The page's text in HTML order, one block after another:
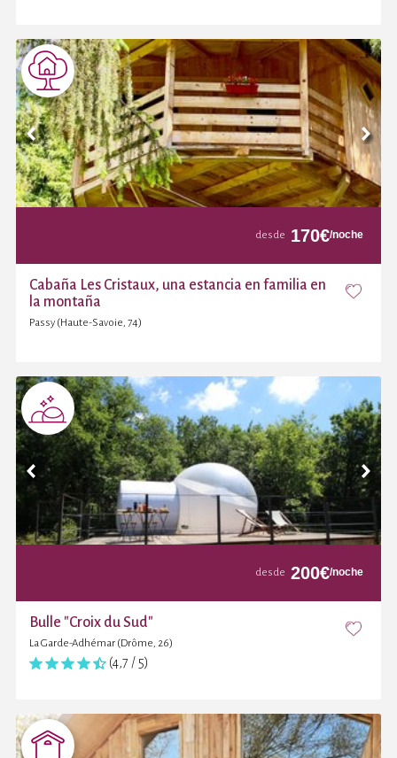
desde 170€/noche
Cabaña Les Cristaux, una estancia en familia en
la montaña
Passy (Haute-Savoie, 74)
desde 200€/noche
Bulle "Croix du Sud"
La Garde-Adhémar (Drôme, 26)
(4,7 / 5)